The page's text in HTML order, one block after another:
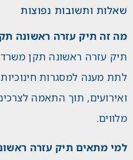
שאלות ותשובות נפוצות
מה זה תיק עזרה ראשונה
תיק עזרה ראשונה תקן
לתת מענה למסגרות
ואירועים, תוך התאמה
מלווים.
למי מתאים תיק עזרה